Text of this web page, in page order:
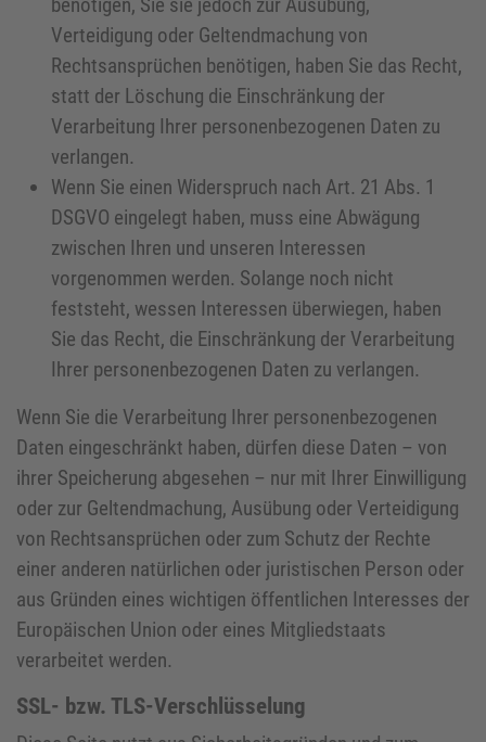
Verteidigung oder Geltendmachung von
Rechtsansprüchen benötigen, haben Sie das Recht,
statt der Löschung die Einschränkung der
Verarbeitung Ihrer personenbezogenen Daten zu
verlangen.
Wenn Sie einen Widerspruch nach Art. 21 Abs. 1
DSGVO eingelegt haben, muss eine Abwägung
zwischen Ihren und unseren Interessen
vorgenommen werden. Solange noch nicht
feststeht, wessen Interessen überwiegen, haben
Sie das Recht, die Einschränkung der Verarbeitung
Ihrer personenbezogenen Daten zu verlangen.
Wenn Sie die Verarbeitung Ihrer personenbezogenen
Daten eingeschränkt haben, dürfen diese Daten – von
ihrer Speicherung abgesehen – nur mit Ihrer Einwilligung
oder zur Geltendmachung, Ausübung oder Verteidigung
von Rechtsansprüchen oder zum Schutz der Rechte
einer anderen natürlichen oder juristischen Person oder
aus Gründen eines wichtigen öffentlichen Interesses der
Europäischen Union oder eines Mitgliedstaats
verarbeitet werden.
SSL- bzw. TLS-Verschlüsselung